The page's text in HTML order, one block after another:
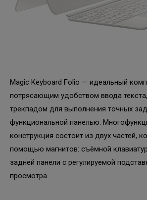
Magic Keyboard Folio — идеальный
потрясающим удобством ввода
трекпадом для выполнения точных
функциональной панелью.
конструкция состоит из двух частей,
помощью магнитов: съёмной
задней панели с регулируемой
просмотра.